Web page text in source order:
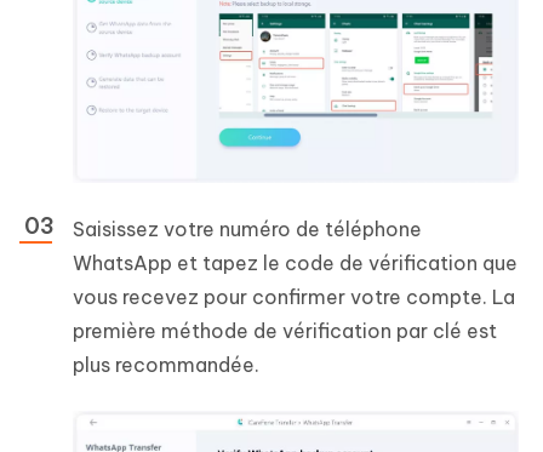
Saisissez votre numéro de téléphone
WhatsApp et tapez le code de vérification que
vous recevez pour confirmer votre compte. La
première méthode de vérification par clé est
plus recommandée.